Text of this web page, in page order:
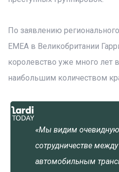
По заявлению
EMEA в Великобритании
королевство уже много лет
наибольшим количеством
«Мы видим
сотрудничестве
автомобильным